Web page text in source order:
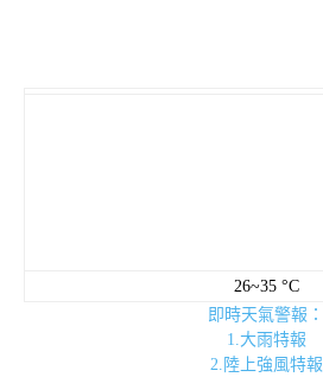
26~35 °C
即時天氣警報：
1.大雨特報
2.陸上強風特報